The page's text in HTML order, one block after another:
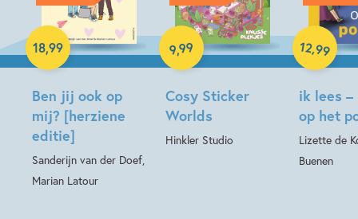
Ben jij ook op
mij? [herziene
editie]
Sanderijn van der Doef,
Marian Latour
18,99
Hardcover
Cosy Sticker
Worlds
Hinkler Studio
9,99
Paperback
ik lees –
op het
Lizette de
Buenen
12,99
Hardcover